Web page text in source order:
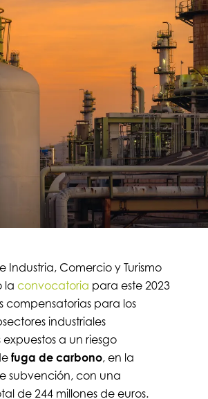
Industria, Comercio y Turismo
la convocatoria para este 2023
compensatorias para los
industriales
a un riesgo
fuga de carbono, en la
subvención, con una
de 244 millones de euros.